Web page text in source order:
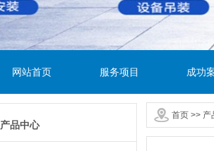
网站首页 服务项目 成功
首页>> 产
产品中心